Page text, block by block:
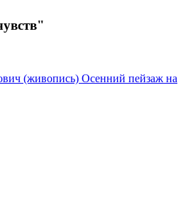
(живопись) Осенний пейзаж на